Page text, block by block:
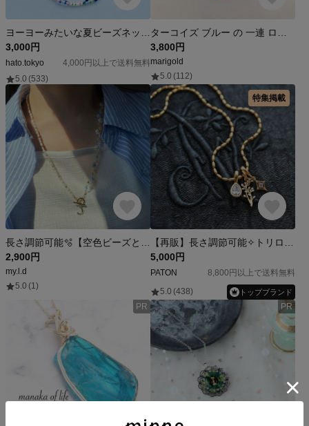
3,000円
hato.tokyo
4,000円以上で送料無料
5.0 (533)
3,800円
marigold
5.0 (112)
2,900円
my.l.d
5.0 (1)
特集掲載
5,000円
PATON
8,800円以上で送料無料
5.0 (438) トップブランド
PR PR